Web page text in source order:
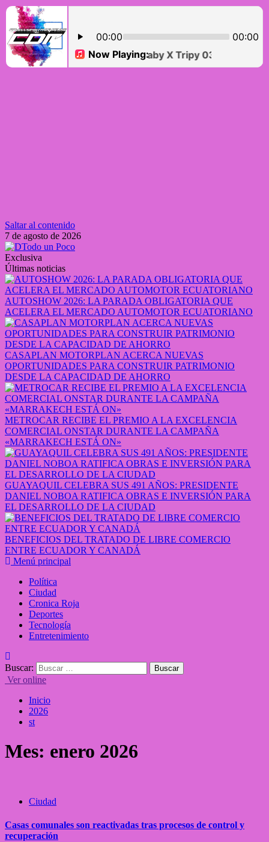
Saltar al contenido
7 de agosto de 2026
Exclusiva
Últimas noticias
AUTOSHOW 2026: LA PARADA OBLIGATORIA QUE
ACELERA EL MERCADO AUTOMOTOR ECUATORIANO
CASAPLAN MOTORPLAN ACERCA NUEVAS
OPORTUNIDADES PARA CONSTRUIR PATRIMONIO
DESDE LA CAPACIDAD DE AHORRO
METROCAR RECIBE EL PREMIO A LA EXCELENCIA
COMERCIAL ONSTAR DURANTE LA CAMPAÑA
«MARRAKECH ESTÁ ON»
GUAYAQUIL CELEBRA SUS 491 AÑOS: PRESIDENTE
DANIEL NOBOA RATIFICA OBRAS E INVERSIÓN PARA
EL DESARROLLO DE LA CIUDAD
BENEFICIOS DEL TRATADO DE LIBRE COMERCIO
ENTRE ECUADOR Y CANADÁ
Menú principal
Política
Ciudad
Cronica Roja
Deportes
Tecnología
Entretenimiento
Buscar:
Ver online
Inicio
2026
st
Mes: enero 2026
Ciudad
Casas comunales son reactivadas tras procesos de control y
recuperación